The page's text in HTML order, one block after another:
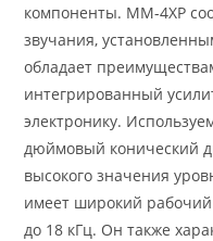
компоненты. МM-4ХP
звучания,
обладает
интегрированный
электронику.
дюймовый конический
высокого значения
имеет широкий
до 18 кГц. Он также